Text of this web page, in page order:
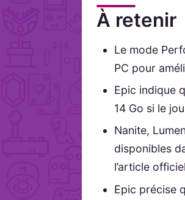
À retenir
Le mode
PC pour
Epic indique
14 Go si le
Nanite,
disponibles
l’article
Epic précise